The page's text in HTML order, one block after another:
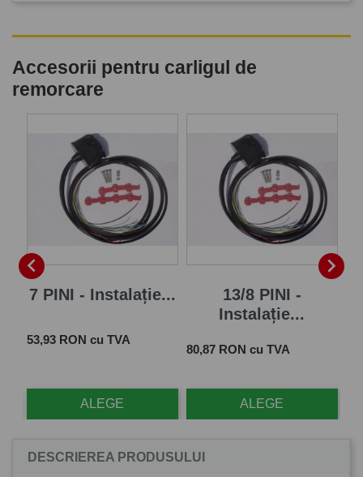
Accesorii pentru carligul de
remorcare

7 PINI - Instalație...
Pret
53,93 RON cu TVA
ALEGE
13/8 PINI -
Instalație...
Pret
80,87 RON cu TVA
ALEGE

DESCRIEREA PRODUSULUI